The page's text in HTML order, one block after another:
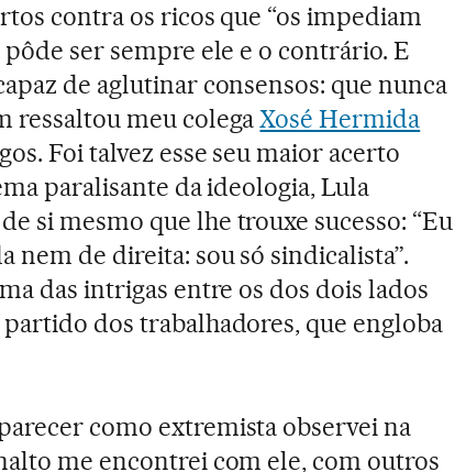
contra os ricos que “os impediam
pôde ser sempre ele e o contrário. E
de aglutinar consensos: que nunca
ressaltou meu colegaXosé Hermida
Foi talvez esse seu maior acerto
paralisante da ideologia, Lula
si mesmo que lhe trouxe sucesso: “Eu
nem de direita: sou só sindicalista”.
das intrigas entre os dos dois lados
dos trabalhadores, que engloba
como extremista observei na
me encontrei com ele, com outros